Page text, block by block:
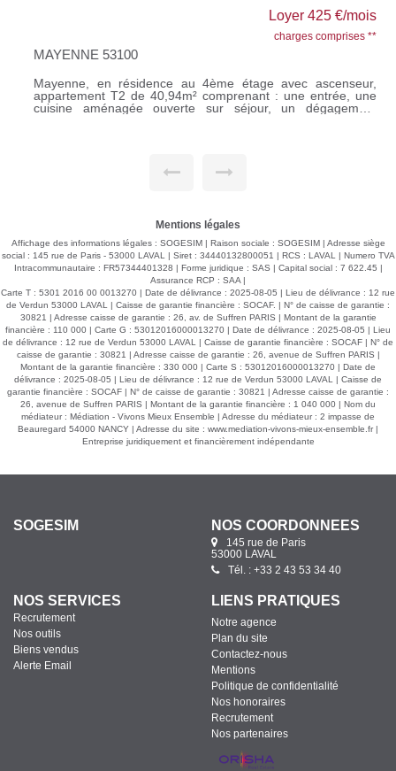
Loyer 425 €/mois
charges comprises **
MAYENNE 53100
Mayenne, en résidence au 4ème étage avec ascenseur,
appartement T2 de 40,94m² comprenant : une entrée, une
cuisine aménagée ouverte sur séjour, un dégagement
€ TTC Si vous souhaitez visiter, rendez-vous sur notre site,
Mentions légales
Affichage des informations légales : SOGESIM | Raison sociale : SOGESIM | Adresse siège
social : 145 rue de Paris - 53000 LAVAL | Siret : 34440132800051 | RCS : LAVAL | Numero TVA
Intracommunautaire : FR57344401328 | Forme juridique : SAS | Capital social : 7 622.45 |
Assurance RCP : SAA |
Carte T : 5301 2016 00 0013270 | Date de délivrance : 2025-08-05 | Lieu de délivrance : 12 rue
de Verdun 53000 LAVAL | Caisse de garantie financière : SOCAF. | N° de caisse de garantie :
30821 | Adresse caisse de garantie : 26, av. de Suffren PARIS | Montant de la garantie
financière : 110 000 | Carte G : 53012016000013270 | Date de délivrance : 2025-08-05 | Lieu
de délivrance : 12 rue de Verdun 53000 LAVAL | Caisse de garantie financière : SOCAF | N° de
caisse de garantie : 30821 | Adresse caisse de garantie : 26, avenue de Suffren PARIS |
Montant de la garantie financière : 330 000 | Carte S : 53012016000013270 | Date de
délivrance : 2025-08-05 | Lieu de délivrance : 12 rue de Verdun 53000 LAVAL | Caisse de
garantie financière : SOCAF | N° de caisse de garantie : 30821 | Adresse caisse de garantie :
26, avenue de Suffren PARIS | Montant de la garantie financière : 1 040 000 | Nom du
médiateur : Médiation - Vivons Mieux Ensemble | Adresse du médiateur : 2 impasse de
Beauregard 54000 NANCY | Adresse du site : www.mediation-vivons-mieux-ensemble.fr|
Entreprise juridiquement et financièrement indépendante
SOGESIM NOS COORDONNÉES
145 rue de Paris
53000 LAVAL
Tél. : +33 2 43 53 34 40
NOS SERVICES
Recrutement
Nos outils
Biens vendus
Alerte Email
LIENS PRATIQUES
Notre agence
Plan du site
Contactez-nous
Mentions
Politique de confidentialité
Nos honoraires
Recrutement
Nos partenaires